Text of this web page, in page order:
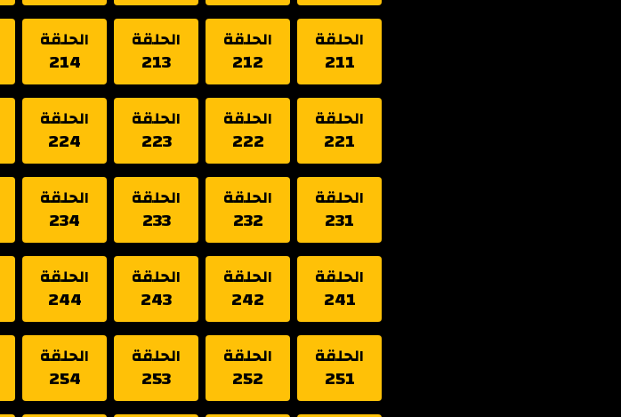
الحلقة
211
الحلقة
212
الحلقة
213
الحلقة
214
الحلقة
221
الحلقة
222
الحلقة
223
الحلقة
224
الحلقة
231
الحلقة
232
الحلقة
233
الحلقة
234
الحلقة
241
الحلقة
242
الحلقة
243
الحلقة
244
الحلقة
251
الحلقة
252
الحلقة
253
الحلقة
254